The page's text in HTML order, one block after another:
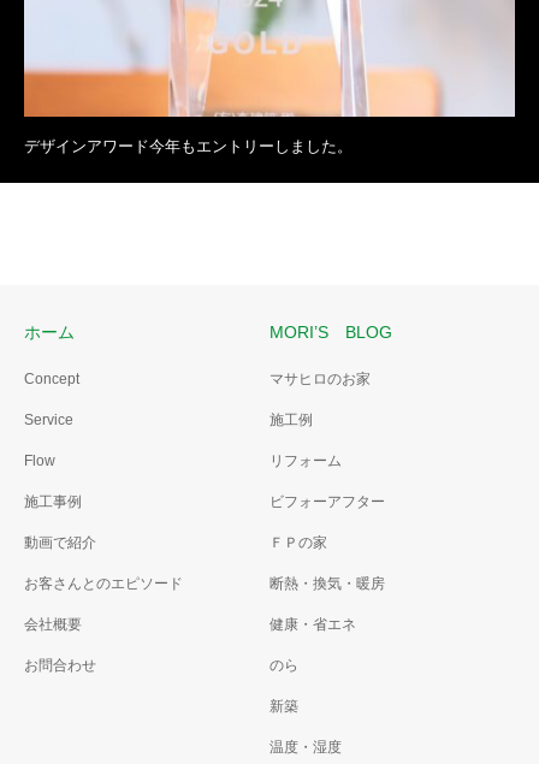
デザインアワード今年もエントリーしました。
ホーム
Concept
Service
Flow
施工事例
動画で紹介
お客さんとのエピソード
会社概要
お問合わせ
MORI’S BLOG
マサヒロのお家
施工例
リフォーム
ビフォーアフター
ＦＰの家
断熱・換気・暖房
健康・省エネ
のら
新築
温度・湿度